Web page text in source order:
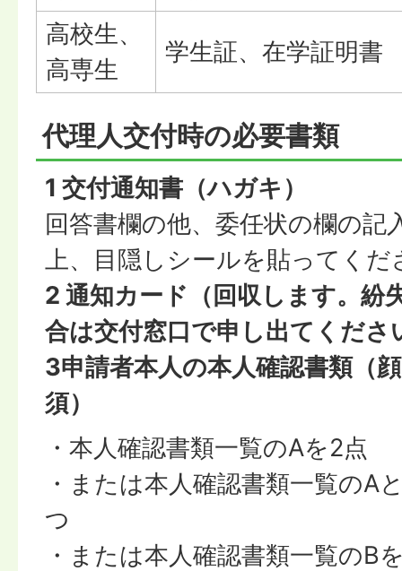
高校生、
高専生
学生証、在学証明書
代理人交付時の必要書類
1 交付通知書（ハガキ）
回答書欄の他、委任状の欄の記
上、目隠しシールを貼ってくだ
2 通知カード（回収します。紛
合は交付窓口で申し出てくださ
3申請者本人の本人確認書類（
須）
・本人確認書類一覧のAを2点
・または本人確認書類一覧のA
つ
・または本人確認書類一覧のB